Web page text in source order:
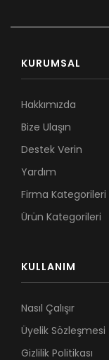
KURUMSAL
Hakkımızda
Bize Ulaşın
Destek Verin
Yardım
Firma Kategorileri
Ürün Kategorileri
KULLANIM
Nasıl Çalışır
Üyelik Sözleşmesi
Gizlilik Politikası